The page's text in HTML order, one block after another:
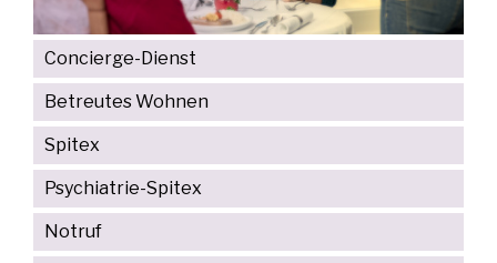
Concierge-Dienst
Betreutes Wohnen
Spitex
Psychiatrie-Spitex
Notruf